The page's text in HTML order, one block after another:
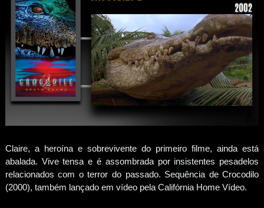
Claire, a heroína e sobrevivente do primeiro filme, ainda está
abalada. Vive tensa e é assombrada por insistentes pesadelos
relacionados com o terror do passado. Sequência de Crocodilo
(2000), também lançado em vídeo pela Califórnia Home Vídeo.